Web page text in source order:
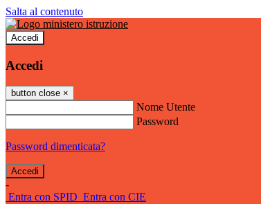
Salta al contenuto
Accedi
Accedi
button close ×
Nome Utente
Password
Password dimenticata?
-
Entra con SPID Entra con CIE